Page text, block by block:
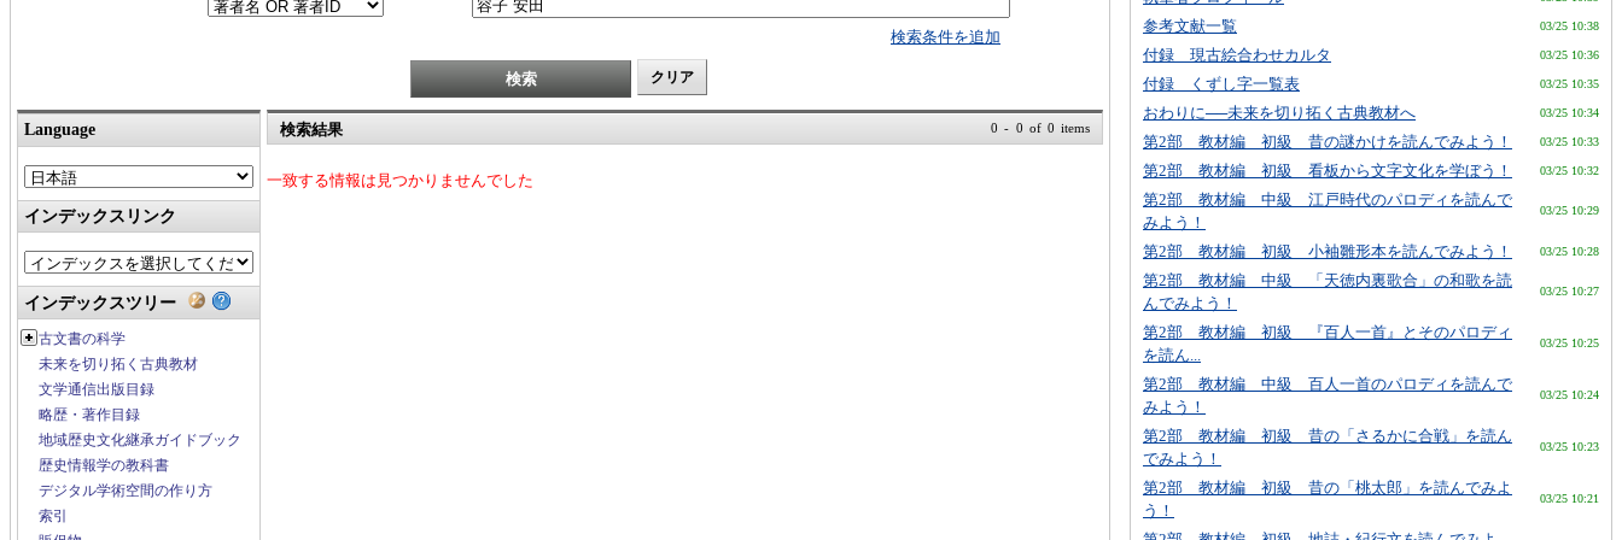
検索条件を追加
Language
インデックスリンク
インデックスツリー
古文書の科学
未来を切り拓く古典教材
文学通信出版目録
略歴・著作目録
地域歴史文化継承ガイドブック
歴史情報学の教科書
デジタル学術空間の作り方
索引
検索結果 0 - 0 of 0 items
一致する情報は見つかりませんでした
参考文献一覧 03/25 10:38
付録 現古絵合わせカルタ 03/25 10:36
付録 くずし字一覧表 03/25 10:35
おわりに──未来を切り拓く古典教材へ 03/25 10:34
第2部 教材編 初級 昔の謎かけを読んでみよう！ 03/25 10:33
第2部 教材編 初級 看板から文字文化を学ぼう！ 03/25 10:32
第2部 教材編 中級 江戸時代のパロディを読んで
みよう！
03/25 10:29
第2部 教材編 初級 小袖雛形本を読んでみよう！ 03/25 10:28
第2部 教材編 中級 「天徳内裏歌合」の和歌を読
んでみよう！
03/25 10:27
第2部 教材編 初級 『百人一首』とそのパロディ
を読ん...
03/25 10:25
第2部 教材編 中級 百人一首のパロディを読んで
みよう！
03/25 10:24
第2部 教材編 初級 昔の「さるかに合戦」を読ん
でみよう！
03/25 10:23
第2部 教材編 初級 昔の「桃太郎」を読んでみよ
う！
03/25 10:21